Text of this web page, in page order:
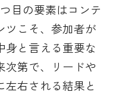
目の要素はコンテ
ツこそ、参加者が
身と言える重要な
次第で、リードや
右される結果と